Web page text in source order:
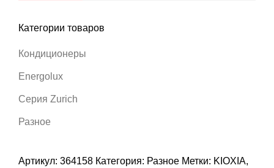
Категории товаров
Кондиционеры
Energolux
Серия Zurich
Разное
Артикул: 364158 Категория: Разное Метки: KIOXIA,